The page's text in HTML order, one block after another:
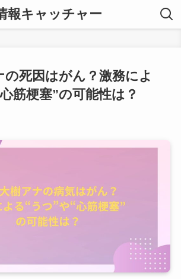
報キャッチャー
の死因はがん？激務によ
筋梗塞”の可能性は？